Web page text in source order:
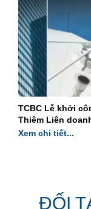
TCBC Lễ khởi
Thiêm Liên
Xem chi tiết...
ĐỐI